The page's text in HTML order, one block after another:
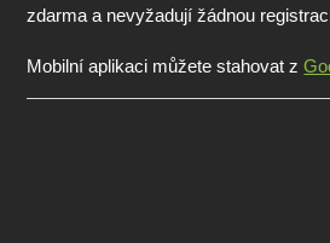
zdarma a nevyžadují žádnou
Mobilní aplikaci můžete stahovat z